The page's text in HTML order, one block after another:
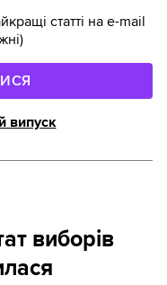
статті на e-mail
випуск
виборів